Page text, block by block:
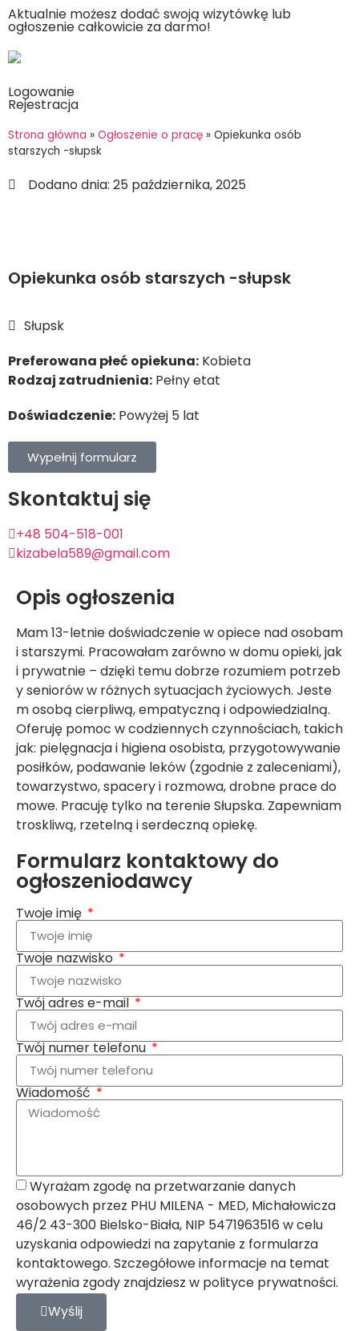
Aktualnie możesz dodać swoją wizytówkę lub
ogłoszenie całkowicie za darmo!
Logowanie
Rejestracja
Strona główna » Ogłoszenie o pracę » Opiekunka osób
starszych -słupsk
Dodano dnia: 25 października, 2025
Opiekunka osób starszych -słupsk
Słupsk
Preferowana płeć opiekuna: Kobieta
Rodzaj zatrudnienia: Pełny etat
Doświadczenie: Powyżej 5 lat
Wypełnij formularz
Skontaktuj się
+48 504-518-001
kizabela589@gmail.com
Opis ogłoszenia
Mam 13-letnie doświadczenie w opiece nad osobam
i starszymi. Pracowałam zarówno w domu opieki, jak
i prywatnie – dzięki temu dobrze rozumiem potrzeb
y seniorów w różnych sytuacjach życiowych. Jeste
m osobą cierpliwą, empatyczną i odpowiedzialną.
Oferuję pomoc w codziennych czynnościach, takich
jak: pielęgnacja i higiena osobista, przygotowywanie
posiłków, podawanie leków (zgodnie z zaleceniami),
towarzystwo, spacery i rozmowa, drobne prace do
mowe. Pracuję tylko na terenie Słupska. Zapewniam
troskliwą, rzetelną i serdeczną opiekę.
Formularz kontaktowy do
ogłoszeniodawcy
Twoje imię
Twoje nazwisko
Twój adres e-mail
Twój numer telefonu
Wiadomość
Wyrażam zgodę na przetwarzanie danych
osobowych przez PHU MILENA - MED, Michałowicza
46/2 43-300 Bielsko-Biała, NIP 5471963516 w celu
uzyskania odpowiedzi na zapytanie z formularza
kontaktowego. Szczegółowe informacje na temat
wyrażenia zgody znajdziesz w polityce prywatności.
Wyślij